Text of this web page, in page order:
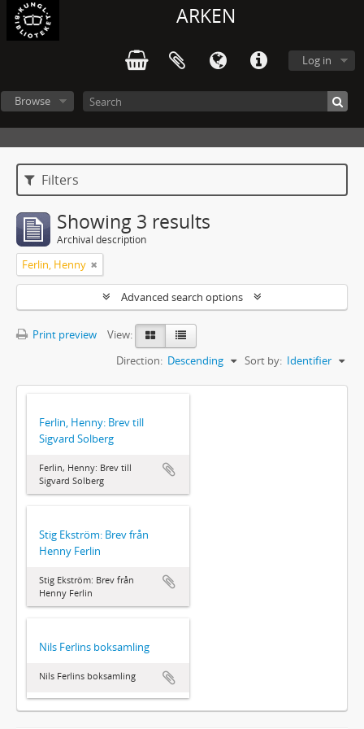
ARKEN
Log in
Browse
Filters
Showing 3 results
Archival description
Ferlin, Henny
Advanced search options
Print preview
View:
Sort by: Identifier
Direction: Descending
Ferlin, Henny: Brev till
Sigvard Solberg
Ferlin, Henny: Brev till
Sigvard Solberg
Stig Ekström: Brev från
Henny Ferlin
Stig Ekström: Brev från
Henny Ferlin
Nils Ferlins boksamling
Nils Ferlins boksamling